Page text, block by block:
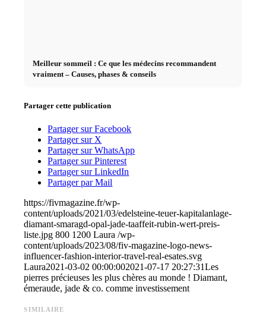
Meilleur sommeil : Ce que les médecins recommandent
vraiment – Causes, phases & conseils
Partager cette publication
Partager sur Facebook
Partager sur X
Partager sur WhatsApp
Partager sur Pinterest
Partager sur LinkedIn
Partager par Mail
https://fivmagazine.fr/wp-
content/uploads/2021/03/edelsteine-teuer-kapitalanlage-
diamant-smaragd-opal-jade-taaffeit-rubin-wert-preis-
liste.jpg 800 1200 Laura /wp-
content/uploads/2023/08/fiv-magazine-logo-news-
influencer-fashion-interior-travel-real-esates.svg
Laura2021-03-02 00:00:002021-07-17 20:27:31Les
pierres précieuses les plus chères au monde ! Diamant,
émeraude, jade & co. comme investissement
SIMILAIRE